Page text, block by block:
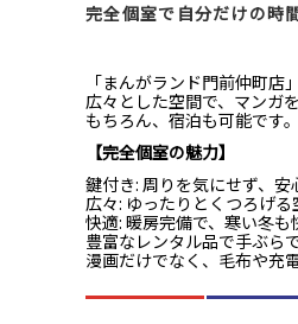
完全個室で自分だけの時
「まんがランド門前仲町店
広々とした空間で、マンガ
もちろん、宿泊も可能です。
【完全個室の魅力】
鍵付き: 周りを気にせず、安
広々: ゆったりとくつろげる
快適: 暖房完備で、寒い冬も
豊富なレンタル品で手ぶら
漫画だけでなく、毛布や充